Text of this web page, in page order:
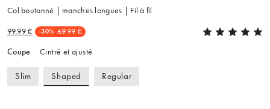
Col boutonné | manches longues | Fil à fil
99.99 € -30% 69.99 €
Coupe Cintré et ajusté
Slim Shaped Regular